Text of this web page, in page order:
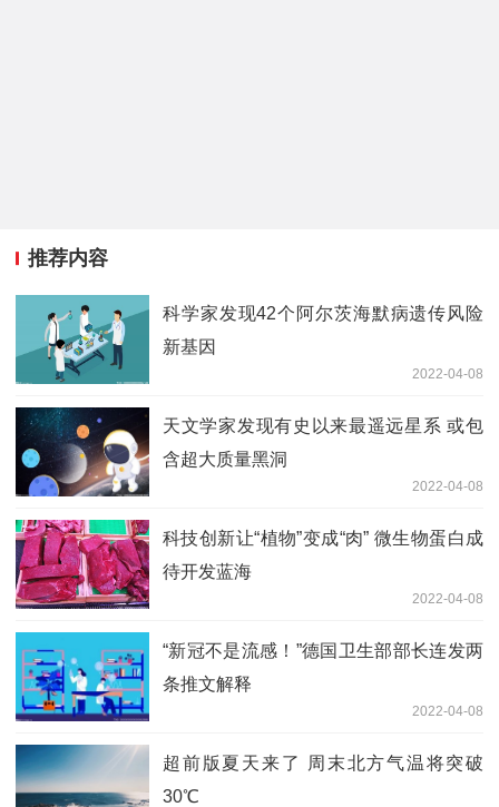
推荐内容
科学家发现42个阿尔茨海默病遗传风险
新基因
2022-04-08
天文学家发现有史以来最遥远星系 或包
含超大质量黑洞
2022-04-08
科技创新让“植物”变成“肉” 微生物蛋白成
待开发蓝海
2022-04-08
“新冠不是流感！”德国卫生部部长连发两
条推文解释
2022-04-08
超前版夏天来了 周末北方气温将突破
30℃